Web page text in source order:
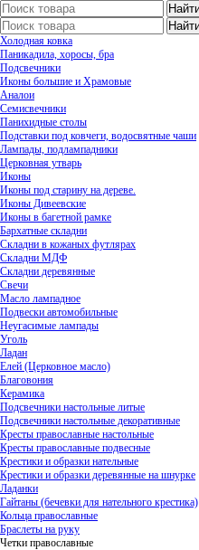
Холодная ковка
Паникадила, хоросы, бра
Подсвечники
Иконы большие и Храмовые
Аналои
Семисвечники
Панихидные столы
Подставки под ковчеги, водосвятные чаши
Лампады, подлампадники
Церковная утварь
Иконы
Иконы под старину на дереве.
Иконы Дивеевские
Иконы в багетной рамке
Бархатные складни
Складни в кожаных футлярах
Складни МДФ
Складни деревянные
Свечи
Масло лампадное
Подвески автомобильные
Неугасимые лампады
Уголь
Ладан
Елей (Церковное масло)
Благовония
Керамика
Подсвечники настольные литые
Подсвечники настольные декоративные
Кресты православные настольные
Кресты православные подвесные
Крестики и образки нательные
Крестики и образки деревянные на шнурке
Ладанки
Гайтаны (бечевки для нательного крестика)
Кольца православные
Браслеты на руку
Четки православные